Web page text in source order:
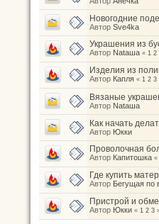
Новогодние
Автор Sve4ka
Украшения из
Автор Nataшa « 1 2
Изделия из
Автор Капля « 1 2 3
Вязаные
Автор Nataшa
Как начать
Автор Юкки
Проволочная
Автор Капитошка «
Где купить
Автор Бегущая по
Пристрой и
Автор Юкки « 1 2 3